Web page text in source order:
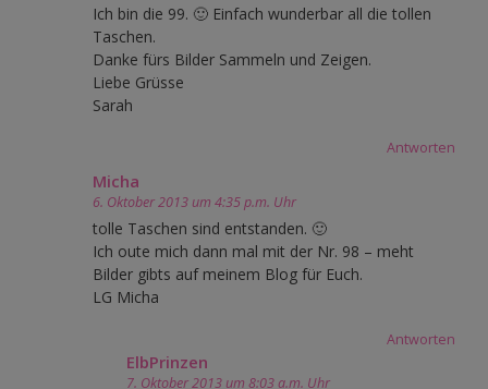
Ich bin die 99. 🙂 Einfach wunderbar all die tollen
Taschen.
Danke fürs Bilder Sammeln und Zeigen.
Liebe Grüsse
Sarah
Antworten
Micha
6. Oktober 2013 um 4:35 p.m. Uhr
tolle Taschen sind entstanden. 🙂
Ich oute mich dann mal mit der Nr. 98 – meht
Bilder gibts auf meinem Blog für Euch.
LG Micha
Antworten
ElbPrinzen
7. Oktober 2013 um 8:03 a.m. Uhr